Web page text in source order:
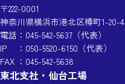
〒222-0001
神奈川県横浜市港北区樽町1-20-4
電話 ： 045-542-5637 （代表）
IP
： 050-5520-6150 （代表）
FAX ：045-542-5638
東北支社・仙台工場